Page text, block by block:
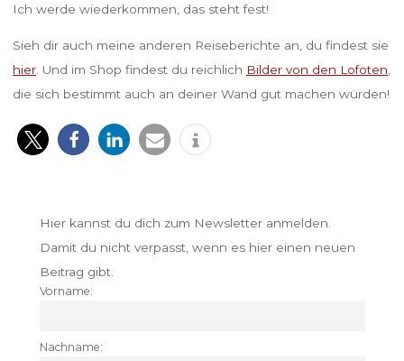
Ich werde wiederkommen, das steht fest!
Sieh dir auch meine anderen Reiseberichte an, du findest sie
hier. Und im Shop findest du reichlich Bilder von den Lofoten
die sich bestimmt auch an deiner Wand gut machen würden!
Hier kannst du dich zum Newsletter anmelden.
Damit du nicht verpasst, wenn es hier einen neuen
Beitrag gibt.
Vorname:
Nachname: